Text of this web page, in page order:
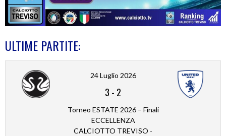
ULTIME PARTITE:
24 Luglio 2026
3 - 2
Torneo ESTATE 2026 – Finali
ECCELLENZA
CALCIOTTO TREVISO -